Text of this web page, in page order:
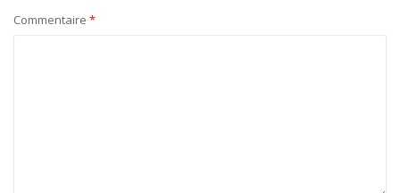
Commentaire *